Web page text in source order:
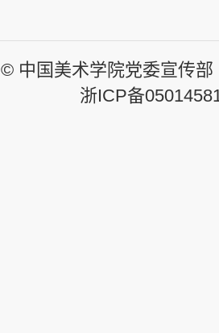
© 中国美术学院党委宣传
浙ICP备